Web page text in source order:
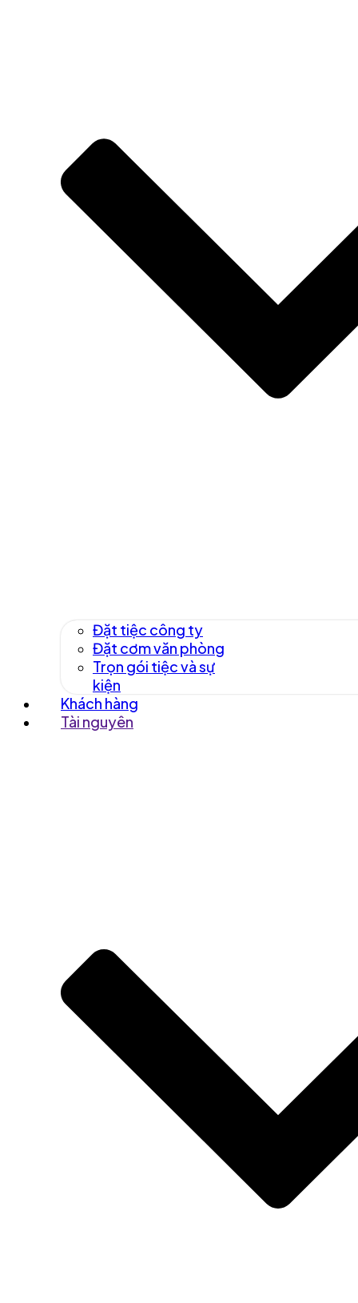
Đặt tiệc công ty
Đặt cơm văn phòng
Trọn gói tiệc và sự
kiện
Khách hàng
Tài nguyên